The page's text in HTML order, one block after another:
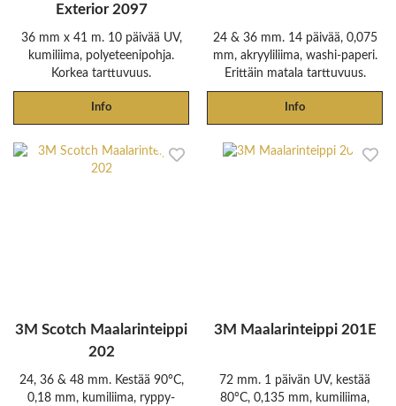
Exterior 2097
36 mm x 41 m. 10 päivää UV,
kumiliima, polyeteenipohja.
Korkea tarttuvuus.
Info
24 & 36 mm. 14 päivää, 0,075
mm, akryyliliima, washi-paperi.
Erittäin matala tarttuvuus.
Info
3M Scotch Maalarinteippi
202
24, 36 & 48 mm. Kestää 90°C,
0,18 mm, kumiliima, ryppy-
3M Maalarinteippi 201E
72 mm. 1 päivän UV, kestää
80°C, 0,135 mm, kumiliima,